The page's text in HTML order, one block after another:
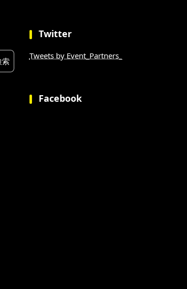
Twitter
Tweets by Event_Partners_
Facebook